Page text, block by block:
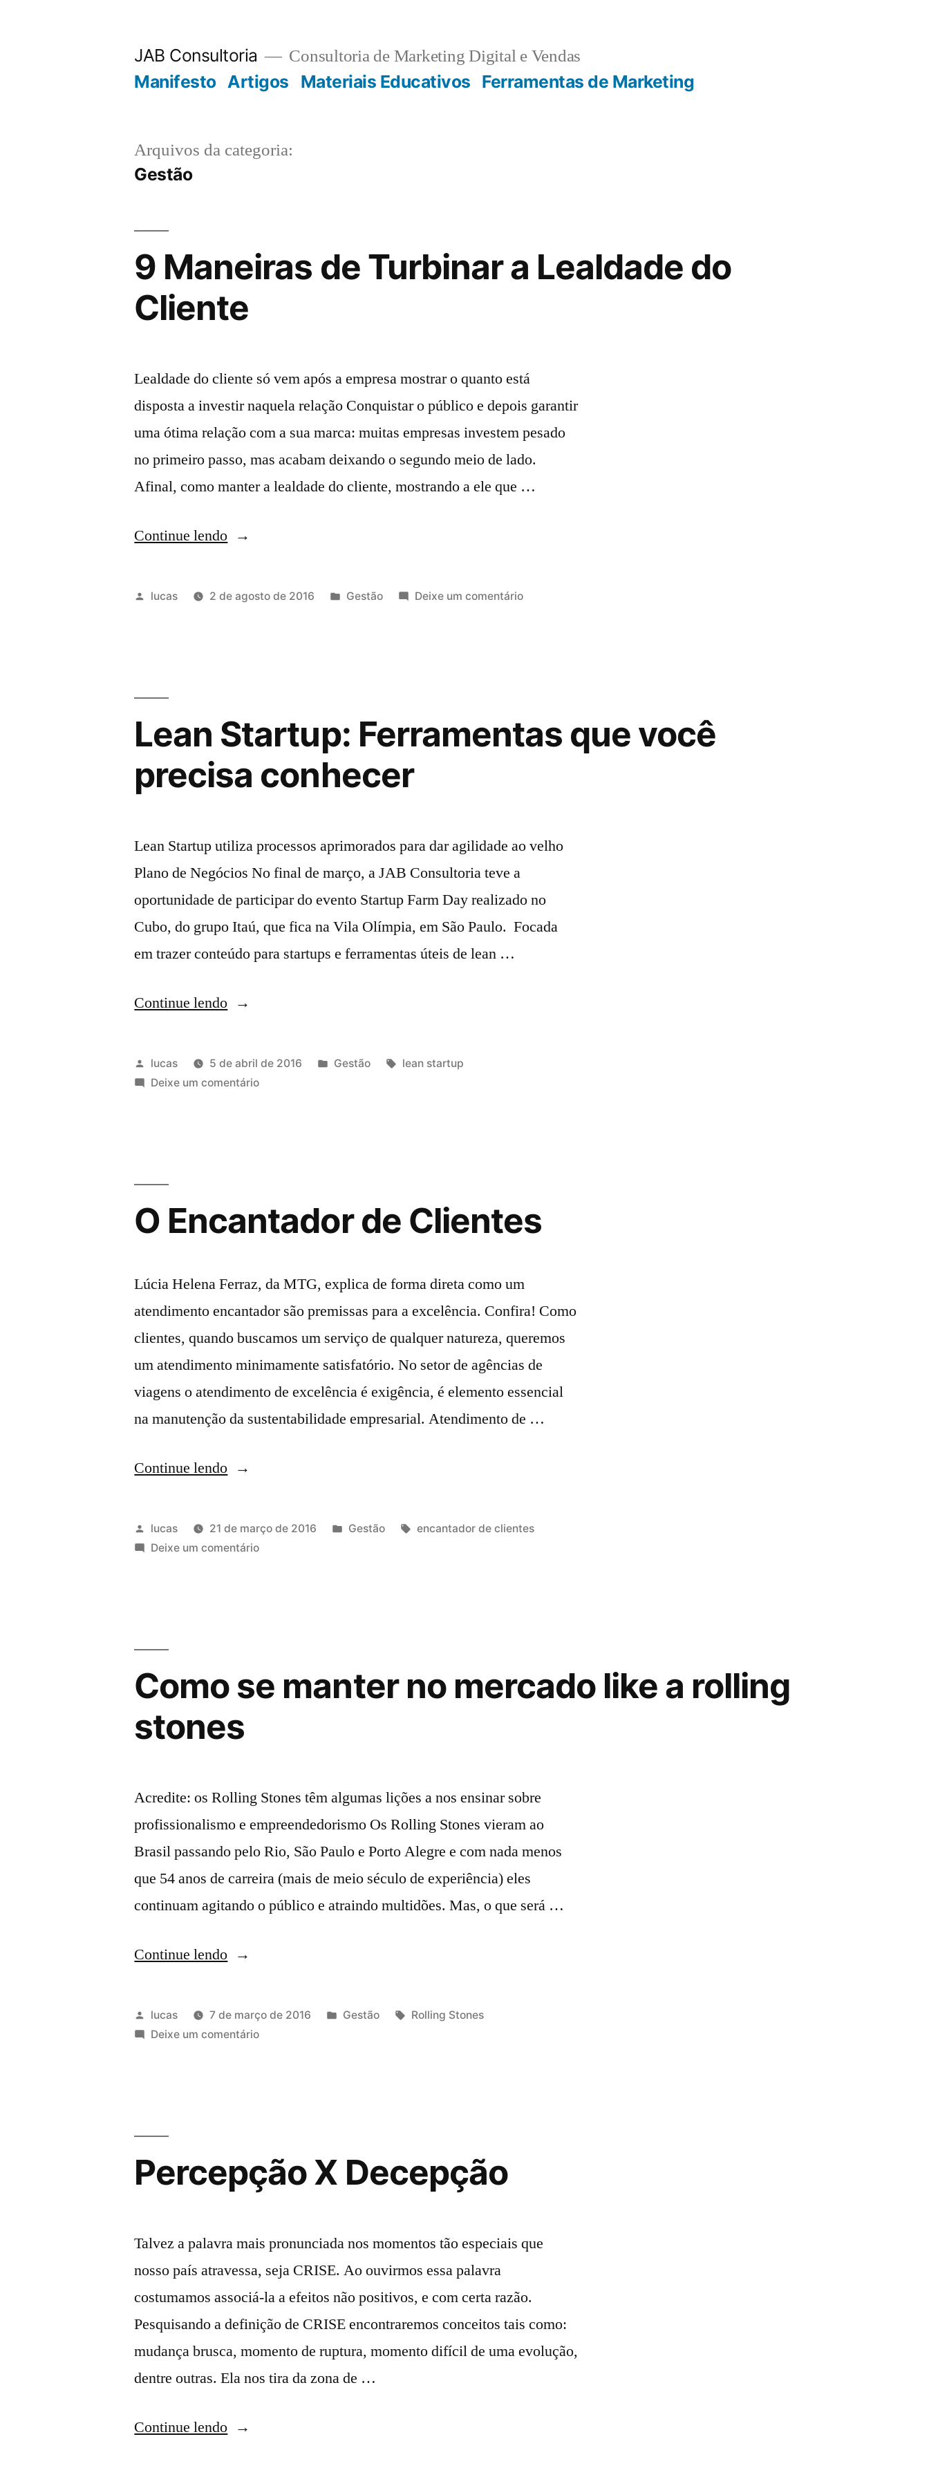
JAB Consultoria Consultoria de Marketing Digital e Vendas
Manifesto Artigos Materiais Educativos Ferramentas de Marketing
Arquivos da categoria:
Gestão
9 Maneiras de Turbinar a Lealdade do
Cliente
Lealdade do cliente só vem após a empresa mostrar o quanto está
disposta a investir naquela relação Conquistar o público e depois garantir
uma ótima relação com a sua marca: muitas empresas investem pesado
no primeiro passo, mas acabam deixando o segundo meio de lado.
Afinal, como manter a lealdade do cliente, mostrando a ele que …
Continue lendo
lucas 2 de agosto de 2016 Gestão Deixe um comentário
Lean Startup: Ferramentas que você
precisa conhecer
Lean Startup utiliza processos aprimorados para dar agilidade ao velho
Plano de Negócios No final de março, a JAB Consultoria teve a
oportunidade de participar do evento Startup Farm Day realizado no
Cubo, do grupo Itaú, que fica na Vila Olímpia, em São Paulo. Focada
em trazer conteúdo para startups e ferramentas úteis de lean …
Continue lendo
lucas 5 de abril de 2016 Gestão
lean startup
Deixe um comentário
O Encantador de Clientes
Lúcia Helena Ferraz, da MTG, explica de forma direta como um
atendimento encantador são premissas para a excelência. Confira! Como
clientes, quando buscamos um serviço de qualquer natureza, queremos
um atendimento minimamente satisfatório. No setor de agências de
viagens o atendimento de excelência é exigência, é elemento essencial
na manutenção da sustentabilidade empresarial. Atendimento de …
Continue lendo
lucas 21 de março de 2016 Gestão
encantador de clientes
Deixe um comentário
Como se manter no mercado like a rolling
stones
Acredite: os Rolling Stones têm algumas lições a nos ensinar sobre
profissionalismo e empreendedorismo Os Rolling Stones vieram ao
Brasil passando pelo Rio, São Paulo e Porto Alegre e com nada menos
que 54 anos de carreira (mais de meio século de experiência) eles
continuam agitando o público e atraindo multidões. Mas, o que será …
Continue lendo
lucas 7 de março de 2016 Gestão
Rolling Stones
Deixe um comentário
Percepção X Decepção
Talvez a palavra mais pronunciada nos momentos tão especiais que
nosso país atravessa, seja CRISE. Ao ouvirmos essa palavra
costumamos associá-la a efeitos não positivos, e com certa razão.
Pesquisando a definição de CRISE encontraremos conceitos tais como:
mudança brusca, momento de ruptura, momento difícil de uma evolução,
dentre outras. Ela nos tira da zona de …
Continue lendo